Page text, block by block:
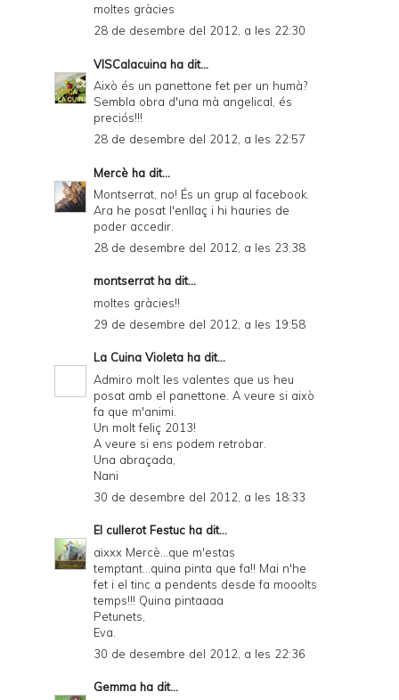
moltes gràcies
28 de desembre del 2012, a les 22:30
VISCalacuina ha dit...
Això és un panettone fet per un humà?
Sembla obra d'una mà angelical, és
preciós!!!
28 de desembre del 2012, a les 22:57
Mercè ha dit...
Montserrat, no! És un grup al facebook.
Ara he posat l'enllaç i hi hauries de
poder accedir.
28 de desembre del 2012, a les 23:38
montserrat ha dit...
moltes gràcies!!
29 de desembre del 2012, a les 19:58
La Cuina Violeta ha dit...
Admiro molt les valentes que us heu
posat amb el panettone. A veure si això
fa que m'animi.
Un molt feliç 2013!
A veure si ens podem retrobar.
Una abraçada,
Nani
30 de desembre del 2012, a les 18:33
El cullerot Festuc ha dit...
aixxx Mercè...que m'estas
temptant...quina pinta que fa!! Mai n'he
fet i el tinc a pendents desde fa mooolts
temps!!! Quina pintaaaa
Petunets,
Eva.
30 de desembre del 2012, a les 22:36
Gemma ha dit...